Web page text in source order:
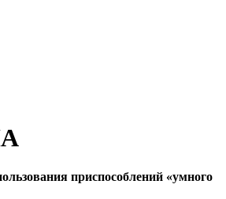
приспособлений «умного